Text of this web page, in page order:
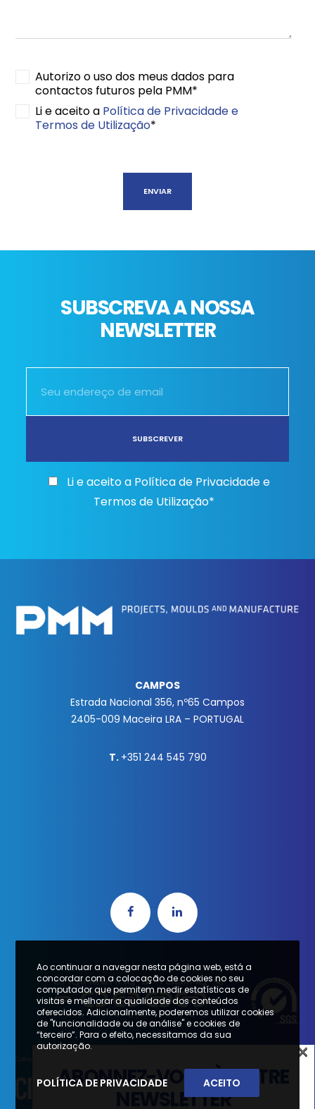
Autorizo o uso dos meus dados para
contactos futuros pela PMM*
Li e aceito a Política de Privacidade e
Termos de Utilização*
SUBSCREVA A NOSSA
NEWSLETTER
Li e aceito a Política de Privacidade e
Termos de Utilização*
CAMPOS
Estrada Nacional 356, nº65 Campos
2405-009 Maceira LRA – PORTUGAL
T. +351 244 545 790
Ao continuar a navegar nesta página web, está a
concordar com a colocação de cookies no seu
computador que permitem medir estatísticas de
visitas e melhorar a qualidade dos conteúdos
oferecidos. Adicionalmente, poderemos utilizar cookies
de "funcionalidade ou de análise" e cookies de
“terceiro”. Para o efeito, necessitamos da sua
autorização.
POLÍTICA DE PRIVACIDADE ACEITO
SUBSCREVA A NOSSA
×
ABONNEZ-VOUS À NOTRE
NEWSLETTER
×